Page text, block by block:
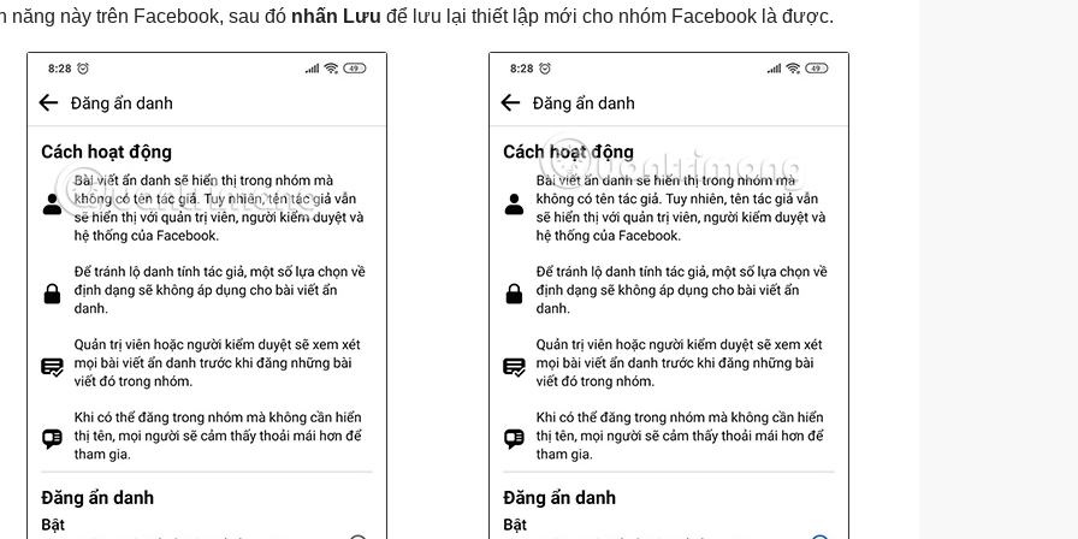
năng này trên Facebook, sau đó nhấn Lưu để lưu lại thiết lập mới cho nhóm Facebook là được.